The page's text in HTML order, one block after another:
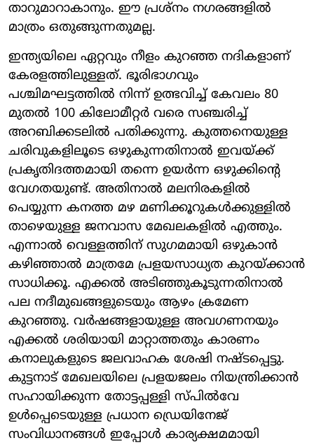
താറുമാറാകാനും. ഈ പ്രശ്നം നഗരങ്ങളിൽ
മാത്രം ഒതുങ്ങുന്നതുമല്ല.
ഇന്ത്യയിലെ ഏറ്റവും നീളം കുറഞ്ഞ നദികളാണ്
കേരളത്തിലുള്ളത്. ഭൂരിഭാഗവും
പശ്ചിമഘട്ടത്തിൽ നിന്ന് ഉത്ഭവിച്ച് കേവലം 80
മുതൽ 100 കിലോമീറ്റർ വരെ സഞ്ചരിച്ച്
അറബിക്കടലിൽ പതിക്കുന്നു. കുത്തനെയുള്ള
ചരിവുകളിലൂടെ ഒഴുകുന്നതിനാൽ ഇവയ്ക്ക്
പ്രകൃതിദത്തമായി തന്നെ ഉയർന്ന ഒഴുക്കിന്റെ
വേഗതയുണ്ട്. അതിനാൽ മലനിരകളിൽ
പെയ്യുന്ന കനത്ത മഴ മണിക്കൂറുകൾക്കുള്ളിൽ
താഴെയുള്ള ജനവാസ മേഖലകളിൽ എത്തും.
എന്നാൽ വെള്ളത്തിന് സുഗമമായി ഒഴുകാൻ
കഴിഞ്ഞാൽ മാത്രമേ പ്രളയസാധ്യത കുറയ്ക്കാൻ
സാധിക്കൂ. എക്കൽ അടിഞ്ഞുകൂടുന്നതിനാൽ
പല നദീമുഖങ്ങളുടെയും ആഴം ക്രമേണ
കുറഞ്ഞു. വർഷങ്ങളായുള്ള അവഗണനയും
എക്കൽ ശരിയായി മാറ്റാത്തതും കാരണം
കനാലുകളുടെ ജലവാഹക ശേഷി നഷ്ടപ്പെട്ടു.
കുട്ടനാട് മേഖലയിലെ പ്രളയജലം നിയന്ത്രിക്കാൻ
സഹായിക്കുന്ന തോട്ടപ്പള്ളി സ്പിൽവേ
ഉൾപ്പെടെയുള്ള പ്രധാന ഡ്രെയിനേജ്
സംവിധാനങ്ങൾ ഇപ്പോൾ കാര്യക്ഷമമായി